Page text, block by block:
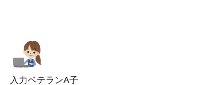
入力ベテランA子